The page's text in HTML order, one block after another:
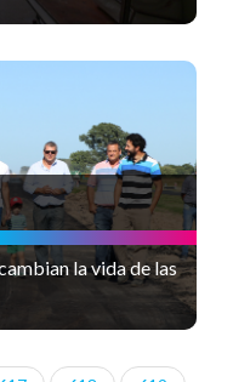
la vida de las